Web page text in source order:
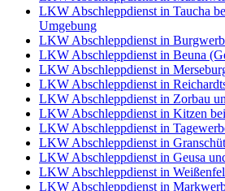
LKW Abschleppdienst in Taucha
Umgebung
LKW Abschleppdienst in
LKW Abschleppdienst in Beuna
LKW Abschleppdienst in
LKW Abschleppdienst in
LKW Abschleppdienst in Zorbau
LKW Abschleppdienst in Kitzen
LKW Abschleppdienst in
LKW Abschleppdienst in
LKW Abschleppdienst in Geusa
LKW Abschleppdienst in
LKW Abschleppdienst in